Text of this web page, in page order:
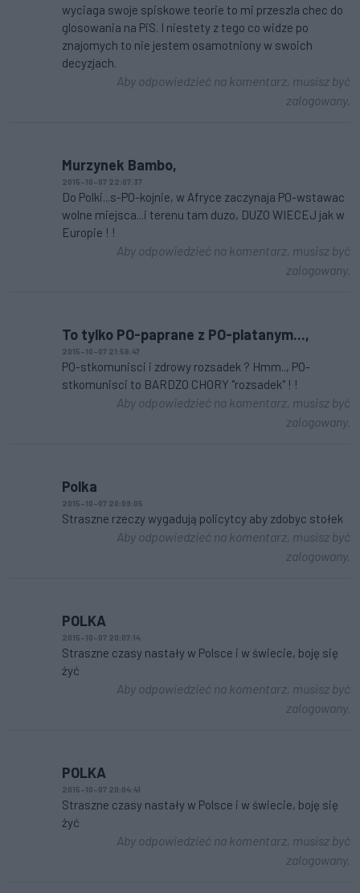
wyciaga swoje spiskowe teorie to mi przeszla chec do
glosowania na PiS. I niestety z tego co widze po
znajomych to nie jestem osamotniony w swoich
decyzjach.
Aby odpowiedzieć na komentarz, musisz być
zalogowany.
Murzynek Bambo,
2015-10-07 22:07:37
Do Polki...s-PO-kojnie, w Afryce zaczynaja PO-wstawac
wolne miejsca...i terenu tam duzo, DUZO WIECEJ jak w
Europie ! !
Aby odpowiedzieć na komentarz, musisz być
zalogowany.
To tylko PO-paprane z PO-platanym...,
2015-10-07 21:58:47
PO-stkomunisci i zdrowy rozsadek ? Hmm.., PO-
stkomunisci to BARDZO CHORY "rozsadek" ! !
Aby odpowiedzieć na komentarz, musisz być
zalogowany.
Polka
2015-10-07 20:09:05
Straszne rzeczy wygadują policytcy aby zdobyc stołek
Aby odpowiedzieć na komentarz, musisz być
zalogowany.
POLKA
2015-10-07 20:07:14
Straszne czasy nastały w Polsce i w świecie, boję się
żyć
Aby odpowiedzieć na komentarz, musisz być
zalogowany.
POLKA
2015-10-07 20:04:41
Straszne czasy nastały w Polsce i w świecie, boję się
żyć
Aby odpowiedzieć na komentarz, musisz być
zalogowany.